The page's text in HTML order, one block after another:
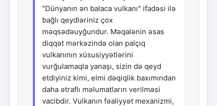
"Dünyanın ən balaca vulkanı" ifadəsi ilə
bağlı qeydləriniz çox
məqsədəuyğundur. Məqalənin əsas
diqqət mərkəzində olan palçıq
vulkanının xüsusiyyətlərini
vurğulamaqla yanaşı, sizin də qeyd
etdiyiniz kimi, elmi dəqiqlik baxımından
daha ətraflı məlumatların verilməsi
vacibdir. Vulkanın fəaliyyət mexanizmi,